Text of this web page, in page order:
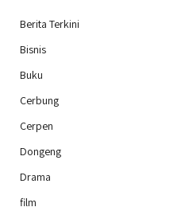
Berita Terkini
Bisnis
Buku
Cerbung
Cerpen
Dongeng
Drama
film